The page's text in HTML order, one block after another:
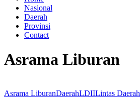
Nasional
Daerah
Provinsi
Contact
Asrama Liburan
Asrama LiburanDaerahLDIILintas Daerah